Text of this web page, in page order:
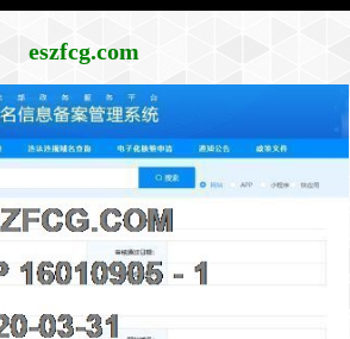
eszfcg.com